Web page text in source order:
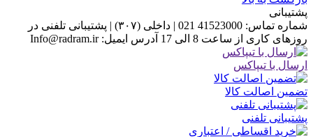
پشتیبانی
شماره تماس: 41523000 021 | داخلی (۳۰۷) | پشتیبانی تلفنی در
روزهای کاری از ساعت 8 الی 17
آدرس ایمیل: Info@radram.ir
ارسال با تیپاکس
تضمین اصالت کالا
پشتیبانی تلفنی